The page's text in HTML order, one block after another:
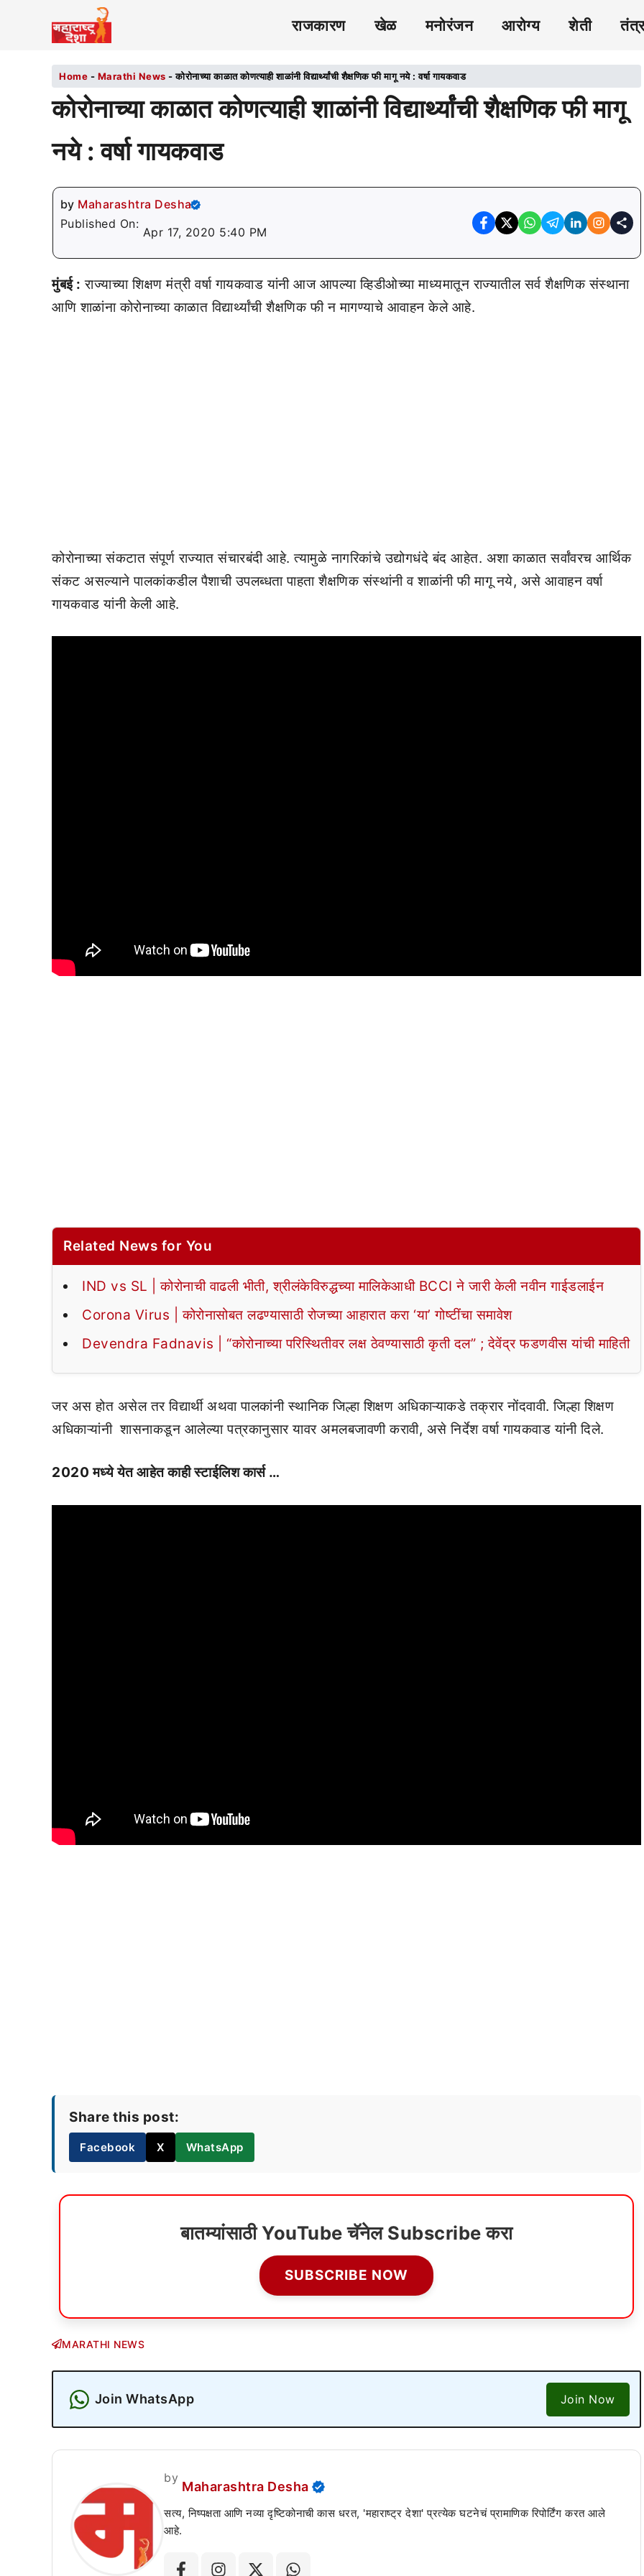
राजकारण खेळ मनोरंजन आरोग्य शेती
Home - Marathi News -कोरोनाच्या काळात कोणत्याही शाळांनी विद्यार्थ्यांची शैक्षणिक फी मागू नये : वर्षा गायकवाड
कोरोनाच्या काळात कोणत्याही शाळांनी विद्यार्थ्यांची शैक्षणिक फी मागू
नये : वर्षा गायकवाड
by Maharashtra Desha
Published On:
Apr 17, 2020 5:40 PM
मुंबई : राज्याच्या शिक्षण मंत्री वर्षा गायकवाड यांनी आज आपल्या व्हिडीओच्या माध्यमातून राज्यातील सर्व शैक्षणिक संस्थाना
आणि शाळांना कोरोनाच्या काळात विद्यार्थ्यांची शैक्षणिक फी न मागण्याचे आवाहन केले आहे.
कोरोनाच्या संकटात संपूर्ण राज्यात संचारबंदी आहे. त्यामुळे नागरिकांचे उद्योगधंदे बंद आहेत. अशा काळात सर्वांवरच आर्थिक
संकट असल्याने पालकांकडील पैशाची उपलब्धता पाहता शैक्षणिक संस्थांनी व शाळांनी फी मागू नये, असे आवाहन वर्षा
गायकवाड यांनी केली आहे.
Related News for You
IND vs SL | कोरोनाची वाढली भीती, श्रीलंकेविरुद्धच्या मालिकेआधी BCCI ने जारी केली नवीन गाईडलाईन
Corona Virus | कोरोनासोबत लढण्यासाठी रोजच्या आहारात करा ‘या’ गोष्टींचा समावेश
Devendra Fadnavis | “कोरोनाच्या परिस्थितीवर लक्ष ठेवण्यासाठी कृती दल” ; देवेंद्र फडणवीस यांची माहिती
जर अस होत असेल तर विद्यार्थी अथवा पालकांनी स्थानिक जिल्हा शिक्षण अधिकाऱ्याकडे तक्रार नोंदवावी. जिल्हा शिक्षण
अधिकाऱ्यांनी शासनाकडून आलेल्या पत्रकानुसार यावर अमलबजावणी करावी, असे निर्देश वर्षा गायकवाड यांनी दिले.
2020 मध्ये येत आहेत काही स्टाईलिश कार्स …
Share this post:
Facebook X WhatsApp
बातम्यांसाठी YouTube चॅनेल Subscribe करा
SUBSCRIBE NOW
MARATHI NEWS
Join WhatsApp Join Now
by
Maharashtra Desha
सत्य, निष्पक्षता आणि नव्या दृष्टिकोनाची कास धरत, 'महाराष्ट्र देशा' प्रत्येक घटनेचं प्रामाणिक रिपोर्टिंग करत आले
आहे.